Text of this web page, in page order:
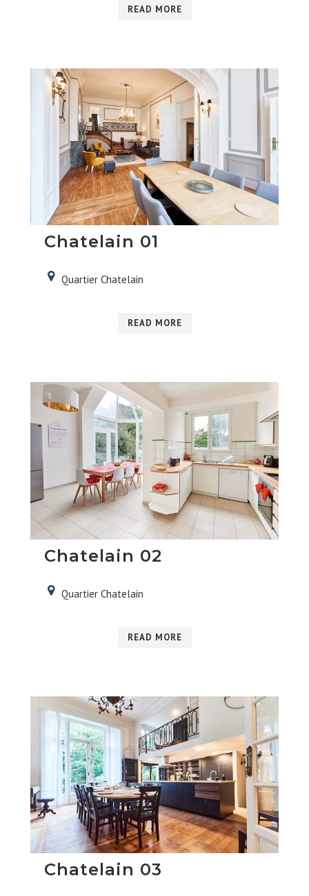
READ MORE
Chatelain 01
Quartier Chatelain
READ MORE
Chatelain 02
Quartier Chatelain
READ MORE
Chatelain 03